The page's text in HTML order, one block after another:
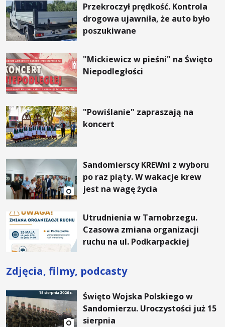
Przekroczył prędkość. Kontrola
drogowa ujawniła, że auto było
poszukiwane
"Mickiewicz w pieśni" na Święto
Niepodległości
"Powiślanie" zapraszają na
koncert
Sandomierscy KREWni z wyboru
po raz piąty. W wakacje krew
jest na wagę życia
Utrudnienia w Tarnobrzegu.
Czasowa zmiana organizacji
ruchu na ul. Podkarpackiej
Zdjęcia, filmy, podcasty
Święto Wojska Polskiego w
Sandomierzu. Uroczystości już 15
sierpnia